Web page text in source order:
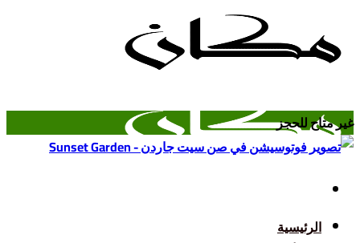
للمحتوى
الرئيسية
غير متاح للحجز